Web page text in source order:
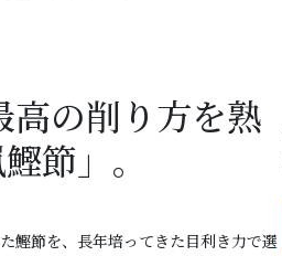
高の削り方を熟
節」。
鰹節を、長年培ってきた目利き力で選